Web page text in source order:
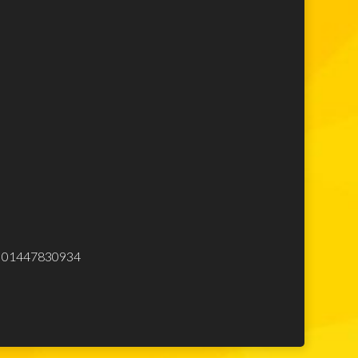
01447830934